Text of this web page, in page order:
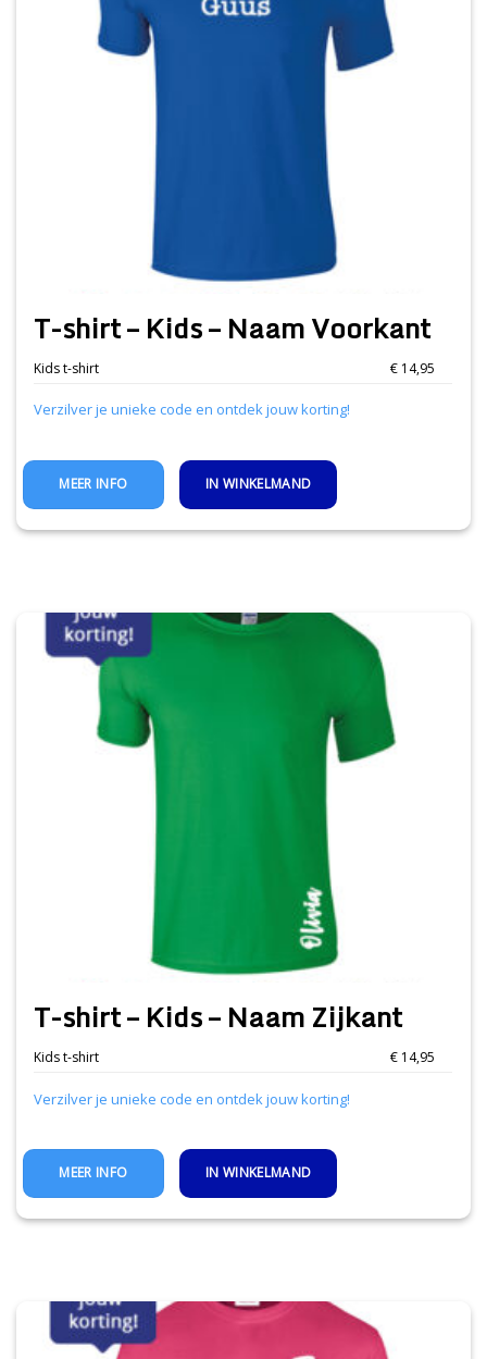
T-shirt – Kids – Naam Voorkant
Kids t-shirt € 14,95
Verzilver je unieke code en ontdek jouw korting!
IN WINKELMAND
MEER INFO
T-shirt – Kids – Naam Zijkant
Kids t-shirt € 14,95
Verzilver je unieke code en ontdek jouw korting!
IN WINKELMAND
MEER INFO